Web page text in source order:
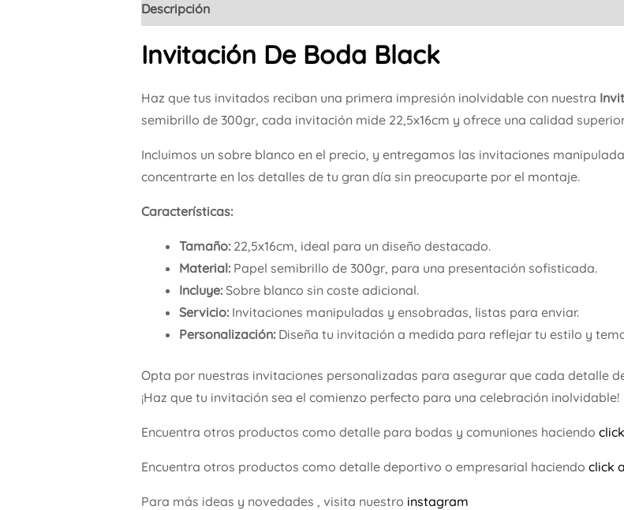
Descripción
Invitación De Boda Black
Haz que tus invitados reciban una primera impresión inolvidable con nuestra
semibrillo de 300gr, cada invitación mide 22,5x16cm y ofrece una calidad
Incluimos un sobre blanco en el precio, y entregamos las invitaciones
concentrarte en los detalles de tu gran día sin preocuparte por el montaje.
Características:
Tamaño:22,5x16cm, ideal para un diseño destacado.
Material:Papel semibrillo de 300gr, para una presentación sofisticada.
Incluye:Sobre blanco sin coste adicional.
Servicio:Invitaciones manipuladas y ensobradas, listas para enviar.
Personalización:Diseña tu invitación a medida para reflejar tu estilo y
Opta por nuestras invitaciones personalizadas para asegurar que cada detalle
¡Haz que tu invitación sea el comienzo perfecto para una celebración inolvidable!
Encuentra otros productos como detalle para bodas y comuniones haciendo
Encuentra otros productos como detalle deportivo o empresarial haciendo click
Para más ideas y novedades , visita nuestro instagram